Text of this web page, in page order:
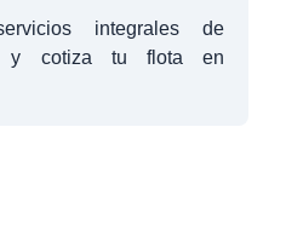
integrales de
y cotiza tu flota en